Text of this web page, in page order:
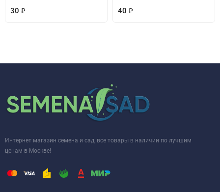
30 ₽ 40 ₽
Интернет магазин семена и сад, все товары в наличии по лучшим
ценам в Москве!